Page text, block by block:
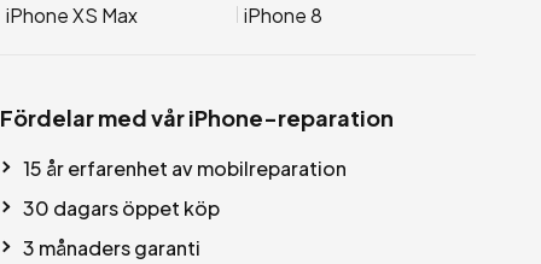
iPhone XS Max
iPhone 8
Fördelar med vår iPhone-reparation
15 år erfarenhet av mobilreparation
30 dagars öppet köp
3 månaders garanti